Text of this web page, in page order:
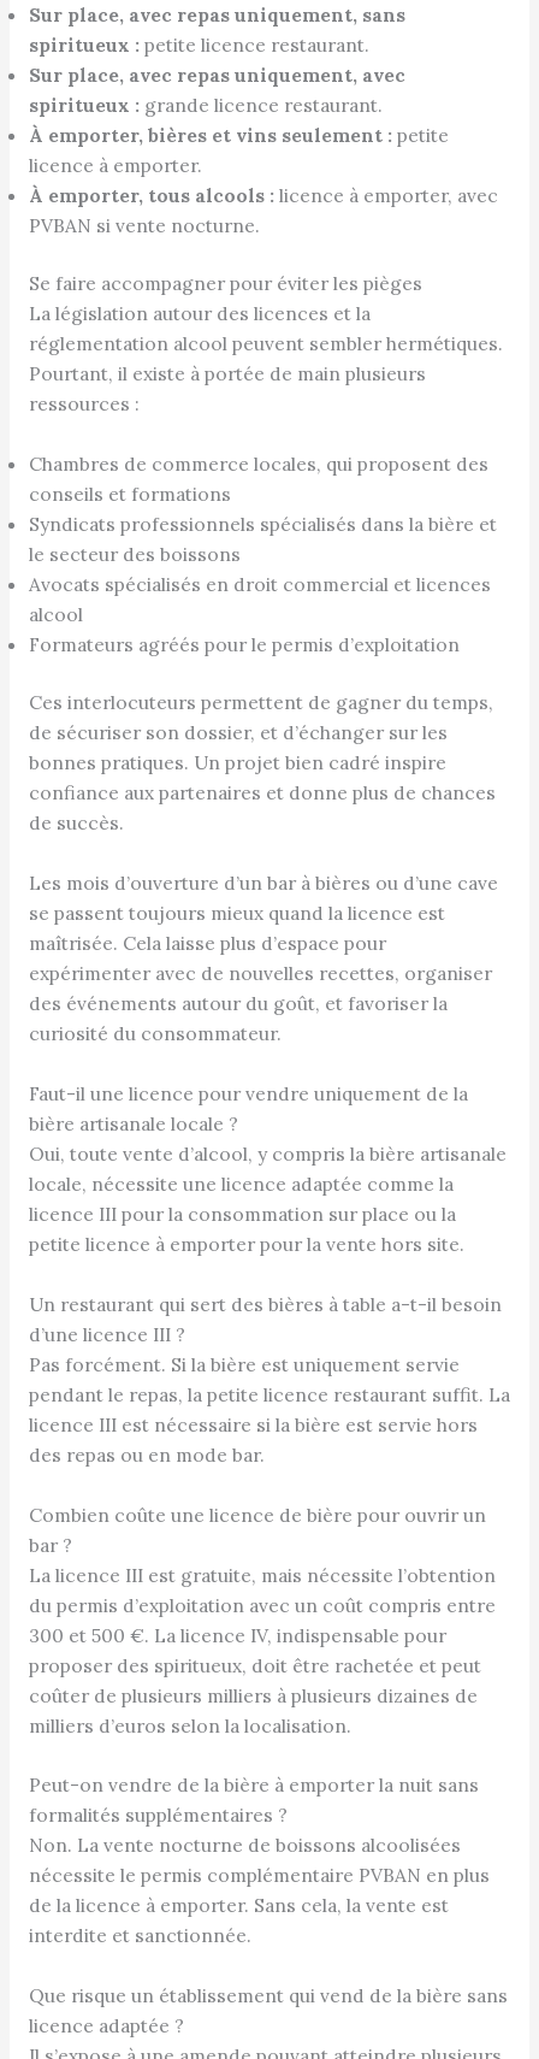
Sur place, avec repas uniquement, sans
spiritueux : petite licence restaurant.
Sur place, avec repas uniquement, avec
spiritueux : grande licence restaurant.
À emporter, bières et vins seulement : petite
licence à emporter.
À emporter, tous alcools : licence à emporter, avec
PVBAN si vente nocturne.
Se faire accompagner pour éviter les pièges
La législation autour des licences et la
réglementation alcool peuvent sembler hermétiques.
Pourtant, il existe à portée de main plusieurs
ressources :
Chambres de commerce locales, qui proposent des
conseils et formations
Syndicats professionnels spécialisés dans la bière et
le secteur des boissons
Avocats spécialisés en droit commercial et licences
alcool
Formateurs agréés pour le permis d’exploitation
Ces interlocuteurs permettent de gagner du temps,
de sécuriser son dossier, et d’échanger sur les
bonnes pratiques. Un projet bien cadré inspire
confiance aux partenaires et donne plus de chances
de succès.
Les mois d’ouverture d’un bar à bières ou d’une cave
se passent toujours mieux quand la licence est
maîtrisée. Cela laisse plus d’espace pour
expérimenter avec de nouvelles recettes, organiser
des événements autour du goût, et favoriser la
curiosité du consommateur.
Faut-il une licence pour vendre uniquement de la
bière artisanale locale ?
Oui, toute vente d’alcool, y compris la bière artisanale
locale, nécessite une licence adaptée comme la
licence III pour la consommation sur place ou la
petite licence à emporter pour la vente hors site.
Un restaurant qui sert des bières à table a-t-il besoin
d’une licence III ?
Pas forcément. Si la bière est uniquement servie
pendant le repas, la petite licence restaurant suffit. La
licence III est nécessaire si la bière est servie hors
des repas ou en mode bar.
Combien coûte une licence de bière pour ouvrir un
bar ?
La licence III est gratuite, mais nécessite l’obtention
du permis d’exploitation avec un coût compris entre
300 et 500 €. La licence IV, indispensable pour
proposer des spiritueux, doit être rachetée et peut
coûter de plusieurs milliers à plusieurs dizaines de
milliers d’euros selon la localisation.
Peut-on vendre de la bière à emporter la nuit sans
formalités supplémentaires ?
Non. La vente nocturne de boissons alcoolisées
nécessite le permis complémentaire PVBAN en plus
de la licence à emporter. Sans cela, la vente est
interdite et sanctionnée.
Que risque un établissement qui vend de la bière sans
licence adaptée ?